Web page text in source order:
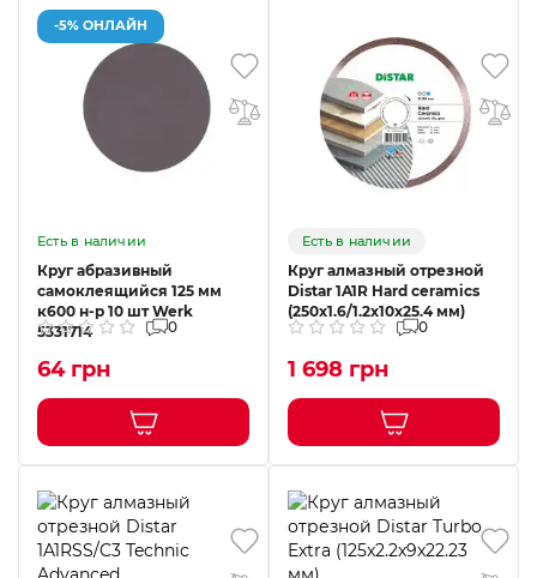
-5% ОНЛАЙН
Есть в наличии
Круг абразивный
самоклеящийся 125 мм
к600 н-р 10 шт Werk
5331714
0
64 грн
Есть в наличии
Круг алмазный отрезной
Distar 1A1R Hard ceramics
(250x1.6/1.2x10x25.4 мм)
0
1 698 грн